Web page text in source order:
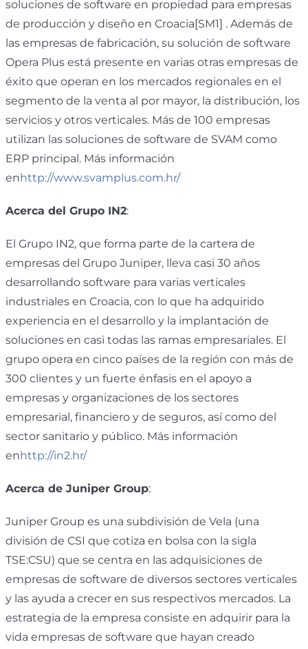
soluciones de software en propiedad para empresas
de producción y diseño en Croacia[SM1] . Además de
las empresas de fabricación, su solución de software
Opera Plus está presente en varias otras empresas de
éxito que operan en los mercados regionales en el
segmento de la venta al por mayor, la distribución, los
servicios y otros verticales. Más de 100 empresas
utilizan las soluciones de software de SVAM como
ERP principal. Más información
enhttp://www.svamplus.com.hr/
Acerca del Grupo IN2:
El Grupo IN2, que forma parte de la cartera de
empresas del Grupo Juniper, lleva casi 30 años
desarrollando software para varias verticales
industriales en Croacia, con lo que ha adquirido
experiencia en el desarrollo y la implantación de
soluciones en casi todas las ramas empresariales. El
grupo opera en cinco países de la región con más de
300 clientes y un fuerte énfasis en el apoyo a
empresas y organizaciones de los sectores
empresarial, financiero y de seguros, así como del
sector sanitario y público. Más información
enhttp://in2.hr/
Acerca de Juniper Group:
Juniper Group es una subdivisión de Vela (una
división de CSI que cotiza en bolsa con la sigla
TSE:CSU) que se centra en las adquisiciones de
empresas de software de diversos sectores verticales
y las ayuda a crecer en sus respectivos mercados. La
estrategia de la empresa consiste en adquirir para la
vida empresas de software que hayan creado